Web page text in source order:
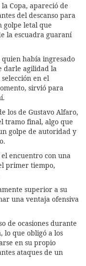
Copa, apareció de
del descanso para
golpe letal que
la escuadra guaraní
había ingresado
darle agilidad la
en el
sirvió para
los de Gustavo Alfaro,
tramo final, algo que
golpe de autoridad y
encuentro con una
primer tiempo,
superior a su
una ventaja ofensiva
de ocasiones durante
lo que obligó a los
en su propio
ataques de un